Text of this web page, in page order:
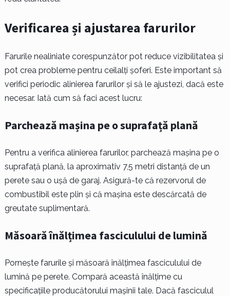
Verificarea și ajustarea farurilor
Farurile nealiniate corespunzător pot reduce vizibilitatea și
pot crea probleme pentru ceilalți șoferi. Este important să
verifici periodic alinierea farurilor și să le ajustezi, dacă este
necesar. Iată cum să faci acest lucru:
Parchează mașina pe o suprafață plană
Pentru a verifica alinierea farurilor, parchează mașina pe o
suprafață plană, la aproximativ 7,5 metri distanță de un
perete sau o ușă de garaj. Asigură-te că rezervorul de
combustibil este plin și că mașina este descărcată de
greutate suplimentară.
Măsoară înălțimea fasciculului de lumină
Pornește farurile și măsoară înălțimea fasciculului de
lumină pe perete. Compară această înălțime cu
specificațiile producătorului mașinii tale. Dacă fasciculul